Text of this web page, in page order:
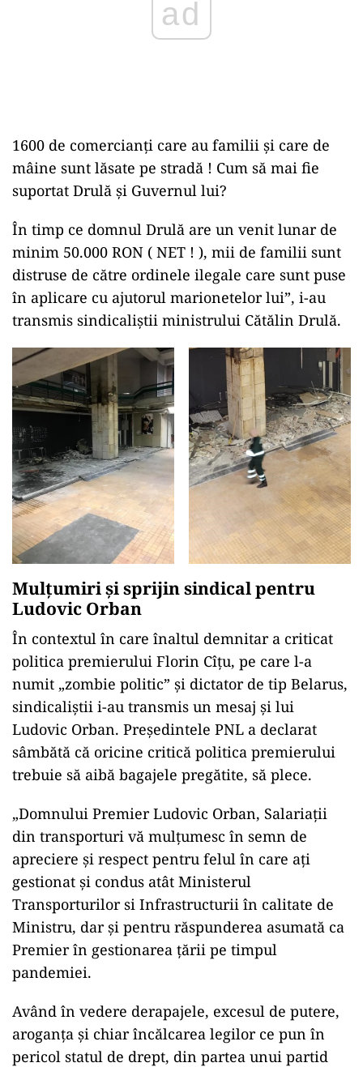
1600 de comercianți care au familii și care de
mâine sunt lăsate pe stradă ! Cum să mai fie
suportat Drulă și Guvernul lui?
În timp ce domnul Drulă are un venit lunar de
minim 50.000 RON ( NET ! ), mii de familii sunt
distruse de către ordinele ilegale care sunt puse
în aplicare cu ajutorul marionetelor lui”, i-au
transmis sindicaliștii ministrului Cătălin Drulă.
Mulțumiri și sprijin sindical pentru
Ludovic Orban
În contextul în care înaltul demnitar a criticat
politica premierului Florin Cîțu, pe care l-a
numit „zombie politic” și dictator de tip Belarus,
sindicaliștii i-au transmis un mesaj și lui
Ludovic Orban. Președintele PNL a declarat
sâmbătă că oricine critică politica premierului
trebuie să aibă bagajele pregătite, să plece.
„Domnului Premier Ludovic Orban, Salariații
din transporturi vă mulțumesc în semn de
apreciere și respect pentru felul în care ați
gestionat și condus atât Ministerul
Transporturilor si Infrastructurii în calitate de
Ministru, dar și pentru răspunderea asumată ca
Premier în gestionarea țării pe timpul
pandemiei.
Având în vedere derapajele, excesul de putere,
aroganța și chiar încălcarea legilor ce pun în
pericol statul de drept, din partea unui partid